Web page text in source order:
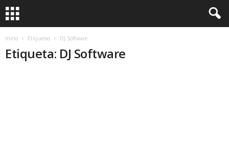
Inicio Etiquetas DJ Software
Etiqueta: DJ Software